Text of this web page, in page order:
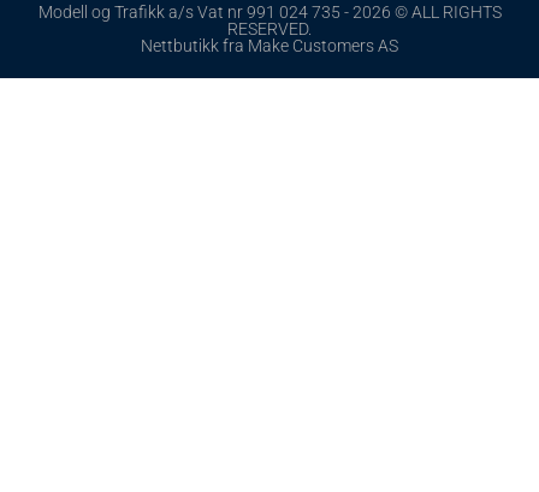
Modell og Trafikk a/s Vat nr 991 024 735 - 2026 © ALL RIGHTS
RESERVED.
Nettbutikk fra Make Customers AS